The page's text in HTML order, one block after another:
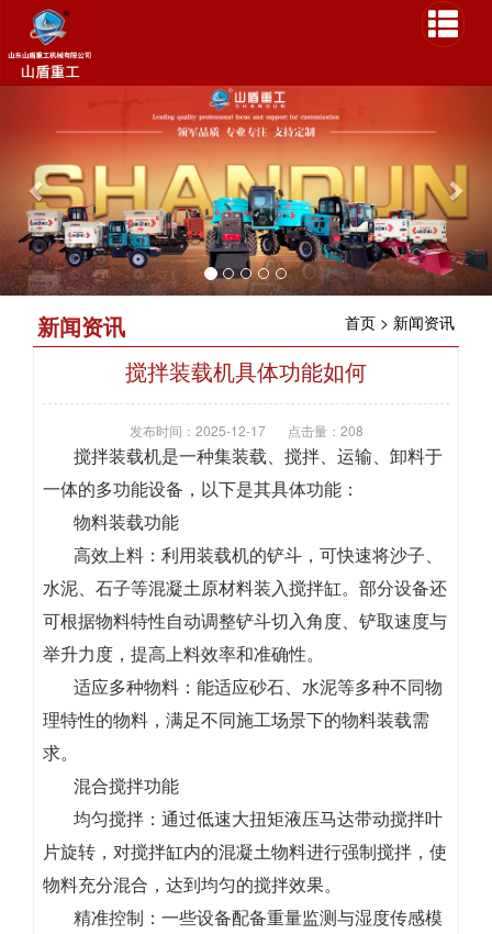
e
v
i
o
u
s
x
t
新闻资讯 首页 > 新闻资讯
搅拌装载机具体功能如何
发布时间：2025-12-17 点击量：208
搅拌装载机是一种集装载、搅拌、运输、卸料于
一体的多功能设备，以下是其具体功能：
物料装载功能
高效上料：利用装载机的铲斗，可快速将沙子、
水泥、石子等混凝土原材料装入搅拌缸。部分设备还
可根据物料特性自动调整铲斗切入角度、铲取速度与
举升力度，提高上料效率和准确性。
适应多种物料：能适应砂石、水泥等多种不同物
理特性的物料，满足不同施工场景下的物料装载需
求。
混合搅拌功能
均匀搅拌：通过低速大扭矩液压马达带动搅拌叶
片旋转，对搅拌缸内的混凝土物料进行强制搅拌，使
物料充分混合，达到均匀的搅拌效果。
精准控制：一些设备配备重量监测与湿度传感模